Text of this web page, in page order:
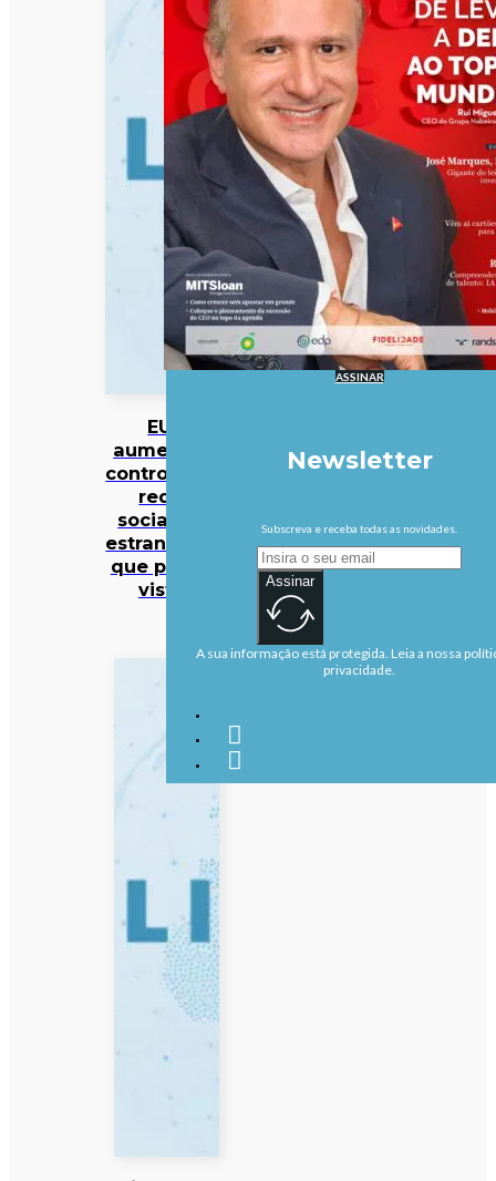
EUA
aumentam
controlo das
redes
sociais de
estrangeiros
que pedem
vistos
ASSINAR
Newsletter
Subscreva e receba todas as novidades.
Assinar
A sua informação está protegida. Leia a nossa
privacidade.